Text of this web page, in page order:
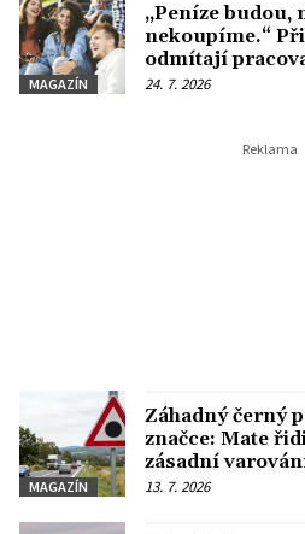
MAGAZÍN
„Peníze budou,
nekoupíme.“
odmítají
návrat do
24. 7. 2026
MAGAZÍN
Záhadný černý
značce: Mate
zásadní
13. 7. 2026